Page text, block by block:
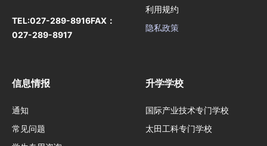
TEL:027-289-8916FAX：
027-289-8917
利用规约
隐私政策
信息情报
通知
常见问题
升学学校
国际产业技术专门学校
太田工科专门学校